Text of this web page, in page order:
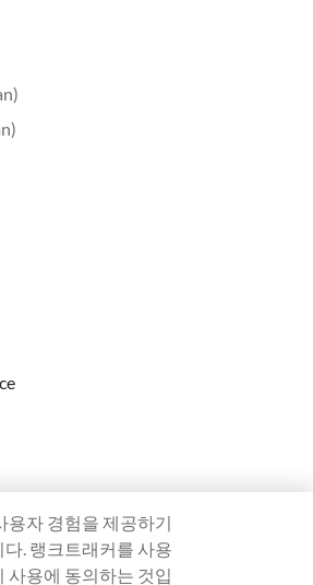
용자 경험을 제공하기
. 랭크트래커를 사용
사용에 동의하는 것입